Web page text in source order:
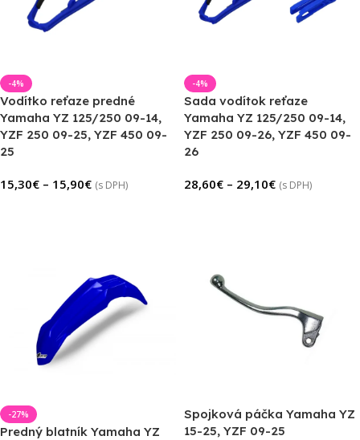
-4%
Vodítko reťaze predné
Yamaha YZ 125/250 09-14,
YZF 250 09-25, YZF 450 09-
25
15,30€ – 15,90€ (s DPH)
-4%
Sada vodítok reťaze
Yamaha YZ 125/250 09-14,
YZF 250 09-26, YZF 450 09-
26
28,60€ – 29,10€ (s DPH)
-27%
Predný blatník Yamaha YZ
Spojková páčka Yamaha YZ
15-25, YZF 09-25